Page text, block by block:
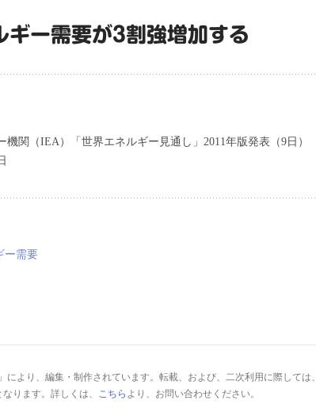
ギー需要が3割強増加する
機関（IEA）「世界エネルギー見通し」2011年版発表（9日）
ー需要
により、編集・制作されています。転載、および、二次利用に際しては、
ります。詳しくは、 こちら より、お問い合わせください。